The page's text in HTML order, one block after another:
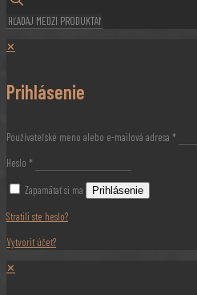
✕
Prihlásenie
Používateľské meno alebo e-mailová adresa *
Heslo *
Zapamätať si ma Prihlásenie
Stratili ste heslo?
Vytvoriť účet?
✕